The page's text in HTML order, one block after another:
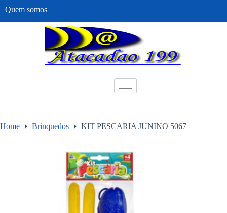
Quem somos
Home Brinquedos KIT PESCARIA JUNINO 5067